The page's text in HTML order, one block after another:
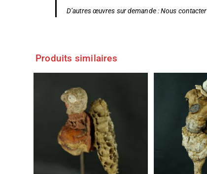
D’autres œuvres sur demande :Nous contacter
Produits similaires